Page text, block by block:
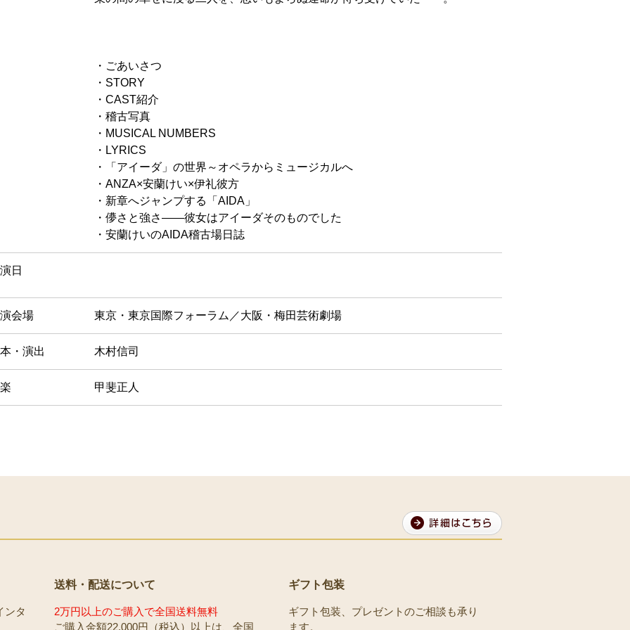
・ごあいさつ
・STORY
・CAST紹介
・稽古写真
・MUSICAL NUMBERS
・LYRICS
・「アイーダ」の世界～オペラからミュージカルへ
・ANZA×安蘭けい×伊礼彼方
・新章へジャンプする「AIDA」
・儚さと強さ――彼女はアイーダそのものでした
・安蘭けいのAIDA稽古場日誌
日
会場 東京・東京国際フォーラム／大阪・梅田芸術劇場
・演出 木村信司
甲斐正人
ンタ
送料・配送について
2万円以上のご購入で全国送料無料
ご購入金額22,000円（税込）以上は、全国
ギフト包装
ギフト包装、プレゼントのご相談も承り
ます。